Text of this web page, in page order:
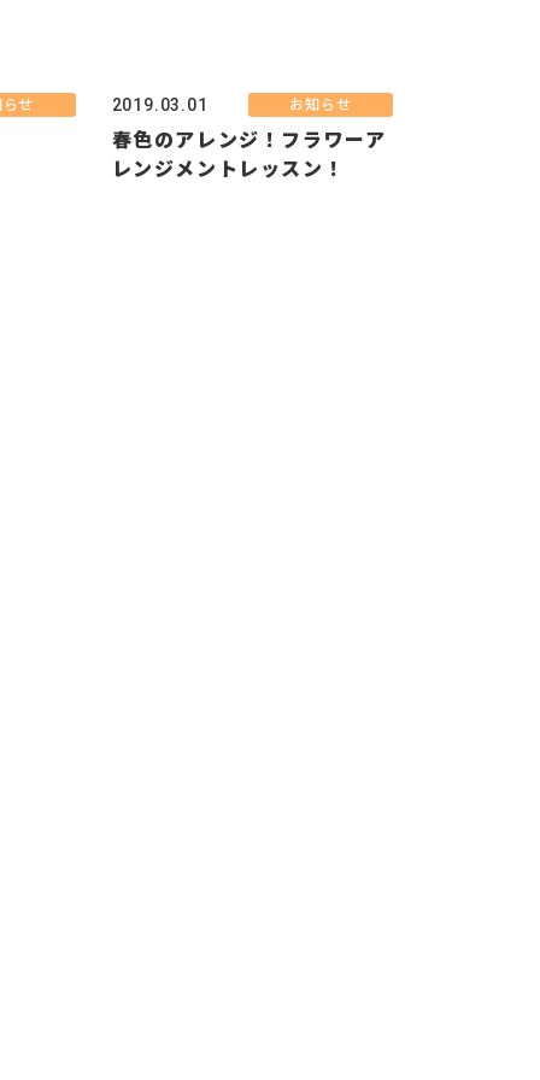
せ 2019.03.01 お知らせ
春色のアレンジ！フラワーア
レンジメントレッスン！